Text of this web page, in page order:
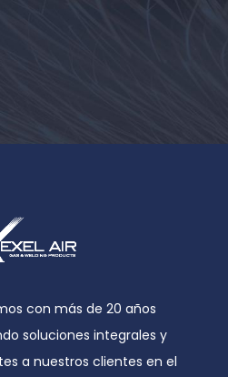
con más de 20 años
soluciones integrales y
a nuestros clientes en el